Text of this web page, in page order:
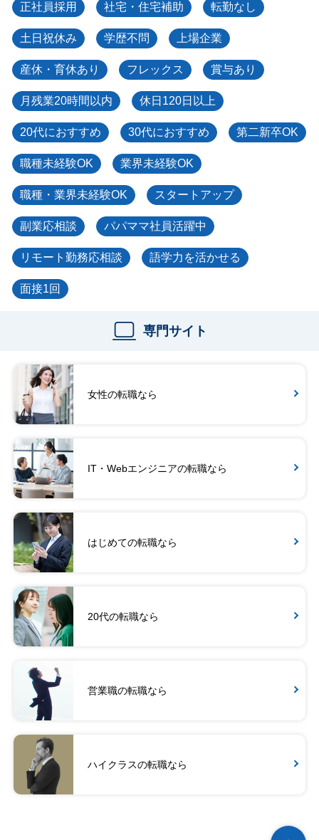
正社員採用 社宅・住宅補助 転勤なし
土日祝休み 学歴不問 上場企業
産休・育休あり フレックス 賞与あり
月残業20時間以内 休日120日以上
20代におすすめ 30代におすすめ 第二新卒OK
職種未経験OK 業界未経験OK
職種・業界未経験OK スタートアップ
副業応相談 パパママ社員活躍中
リモート勤務応相談 語学力を活かせる
面接1回
専門サイト
女性の転職なら
IT・Webエンジニアの転職なら
はじめての転職なら
20代の転職なら
営業職の転職なら
ハイクラスの転職なら